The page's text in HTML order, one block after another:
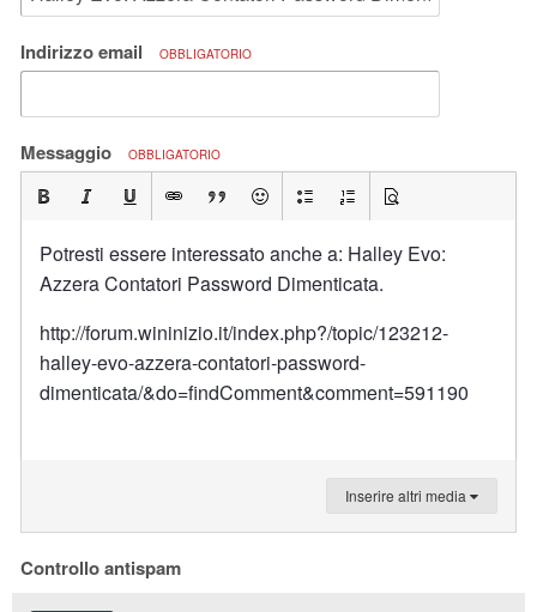
Indirizzo email OBBLIGATORIO
Messaggio OBBLIGATORIO
Potresti essere interessato anche a: Halley Evo:
Azzera Contatori Password Dimenticata.
http://forum.wininizio.it/index.php?/topic/123212-
halley-evo-azzera-contatori-password-
dimenticata/&do=findComment&comment=591190
Inserire altri media
Controllo antispam